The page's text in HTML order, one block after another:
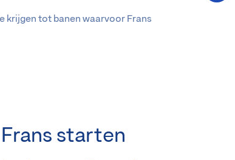
krijgen tot banen waarvoor Frans
starten